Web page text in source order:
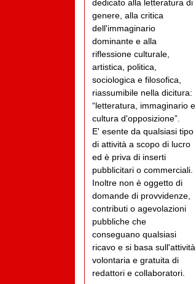
dedicato alla letteratura di
genere, alla critica
dell'immaginario
dominante e alla
riflessione culturale,
artistica, politica,
sociologica e filosofica,
riassumibile nella dicitura:
“letteratura, immaginario e
cultura d'opposizione”.
E' esente da qualsiasi tipo
di attività a scopo di lucro
ed è priva di inserti
pubblicitari o commerciali.
Inoltre non è oggetto di
domande di provvidenze,
contributi o agevolazioni
pubbliche che
conseguano qualsiasi
ricavo e si basa sull'attività
volontaria e gratuita di
redattori e collaboratori.